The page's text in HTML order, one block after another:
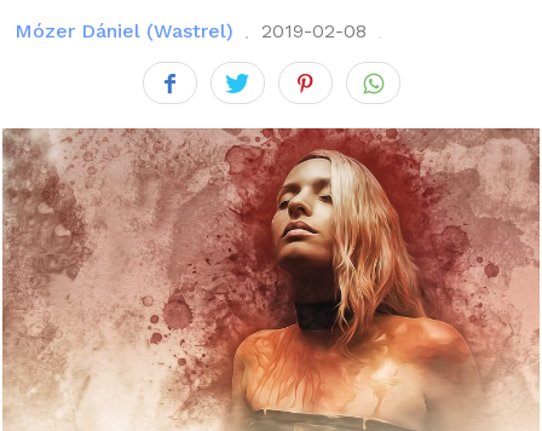
Mózer Dániel (Wastrel) 2019-02-08